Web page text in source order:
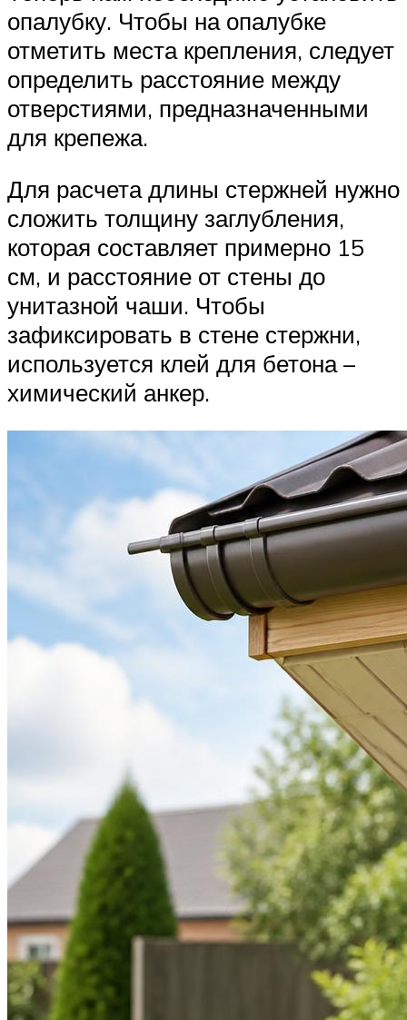
опалубку. Чтобы на опалубке
отметить места крепления, следует
определить расстояние между
отверстиями, предназначенными
для крепежа.
Для расчета длины стержней нужно
сложить толщину заглубления,
которая составляет примерно 15
см, и расстояние от стены до
унитазной чаши. Чтобы
зафиксировать в стене стержни,
используется клей для бетона –
химический анкер.